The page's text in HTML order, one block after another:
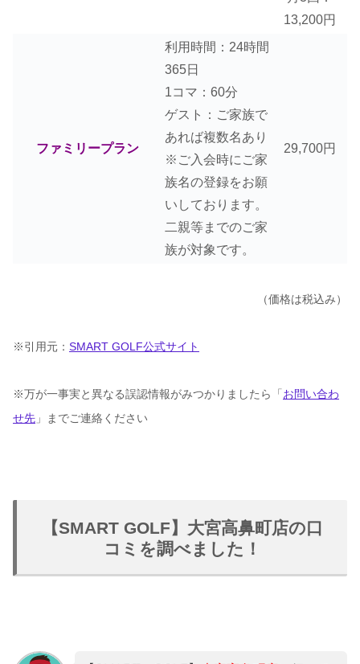
13,200円
ファミリープラン
利用時間：24時間
365日
1コマ：60分
ゲスト：ご家族で
あれば複数名あり
※ご入会時にご家
族名の登録をお願
いしております。
二親等までのご家
族が対象です。
29,700円
（価格は税込み）
※引用元： SMART GOLF公式サイト
※万が一事実と異なる誤認情報がみつかりましたら「 お問い合わ
せ先 」までご連絡ください
【SMART GOLF】大宮高鼻町店の口
コミを調べました！